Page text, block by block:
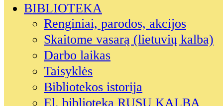
BIBLIOTEKA
Renginiai, parodos, akcijos
Skaitome vasarą (lietuvių kalba)
Darbo laikas
Taisyklės
Bibliotekos istorija
El. biblioteka RUSŲ KALBA